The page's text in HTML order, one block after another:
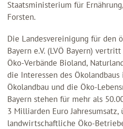
Staatsministerium für
Forsten.
Die Landesvereinigung für den
Bayern e.V. (LVÖ Bayern)
Öko-Verbände Bioland,
die Interessen des Ökolandbaus
Ökolandbau und die Öko-
Bayern stehen für mehr als
3 Milliarden Euro Jahresumsatz,
landwirtschaftliche Öko-